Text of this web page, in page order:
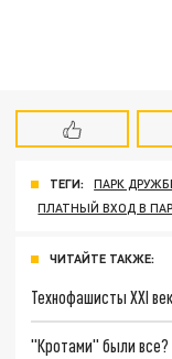
ТЕГИ:
ПАРК
ПЛАТНЫЙ ВХОД В
ЧИТАЙТЕ ТАКЖЕ:
Технофашисты XXI
"Кротами" были все?